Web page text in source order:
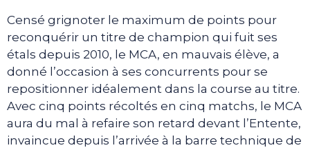
Censé grignoter le maximum de points pour
reconquérir un titre de champion qui fuit ses
étals depuis 2010, le MCA, en mauvais élève, a
donné l’occasion à ses concurrents pour se
repositionner idéalement dans la course au titre.
Avec cinq points récoltés en cinq matchs, le MCA
aura du mal à refaire son retard devant l’Entente,
invaincue depuis l’arrivée à la barre technique de